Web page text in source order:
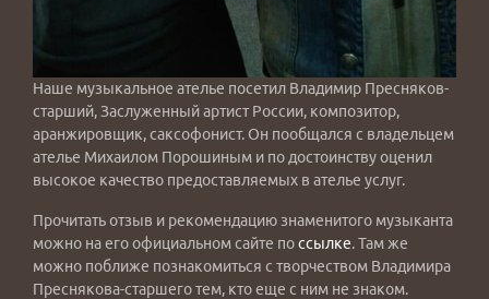
Наше музыкальное ателье посетил Владимир Пресняков-
старший, Заслуженный артист России, композитор,
аранжировщик, саксофонист. Он пообщался с владельцем
ателье Михаилом Порошиным и по достоинству оценил
высокое качество предоставляемых в ателье услуг.
Прочитать отзыв и рекомендацию знаменитого музыканта
можно на его официальном сайте поссылке. Там же
можно поближе познакомиться с творчеством Владимира
Преснякова-старшего тем, кто еще с ним не знаком.